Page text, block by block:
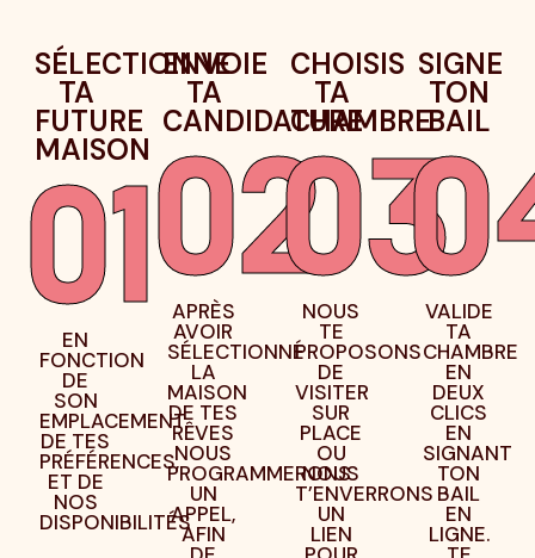
SÉLECTIONNE
TA
FUTURE
MAISON
01
EN
FONCTION
DE
SON
EMPLACEMENT,
DE TES
PRÉFÉRENCES,
ET DE
NOS
DISPONIBILITÉS
ENVOIE
TA
CANDIDATURE
02
APRÈS
AVOIR
SÉLECTIONNÉ
LA
MAISON
DE TES
RÊVES
NOUS
PROGRAMMERONS
UN
APPEL,
AFIN
CHOISIS
TA
CHAMBRE
03
NOUS
TE
PROPOSONS
DE
VISITER
SUR
PLACE
OU
NOUS
T’ENVERRONS
UN
LIEN
SIGNE
TON
BAIL
VALIDE
TA
CHAMBRE
EN
DEUX
CLICS
EN
SIGNANT
TON
BAIL
EN
LIGNE.